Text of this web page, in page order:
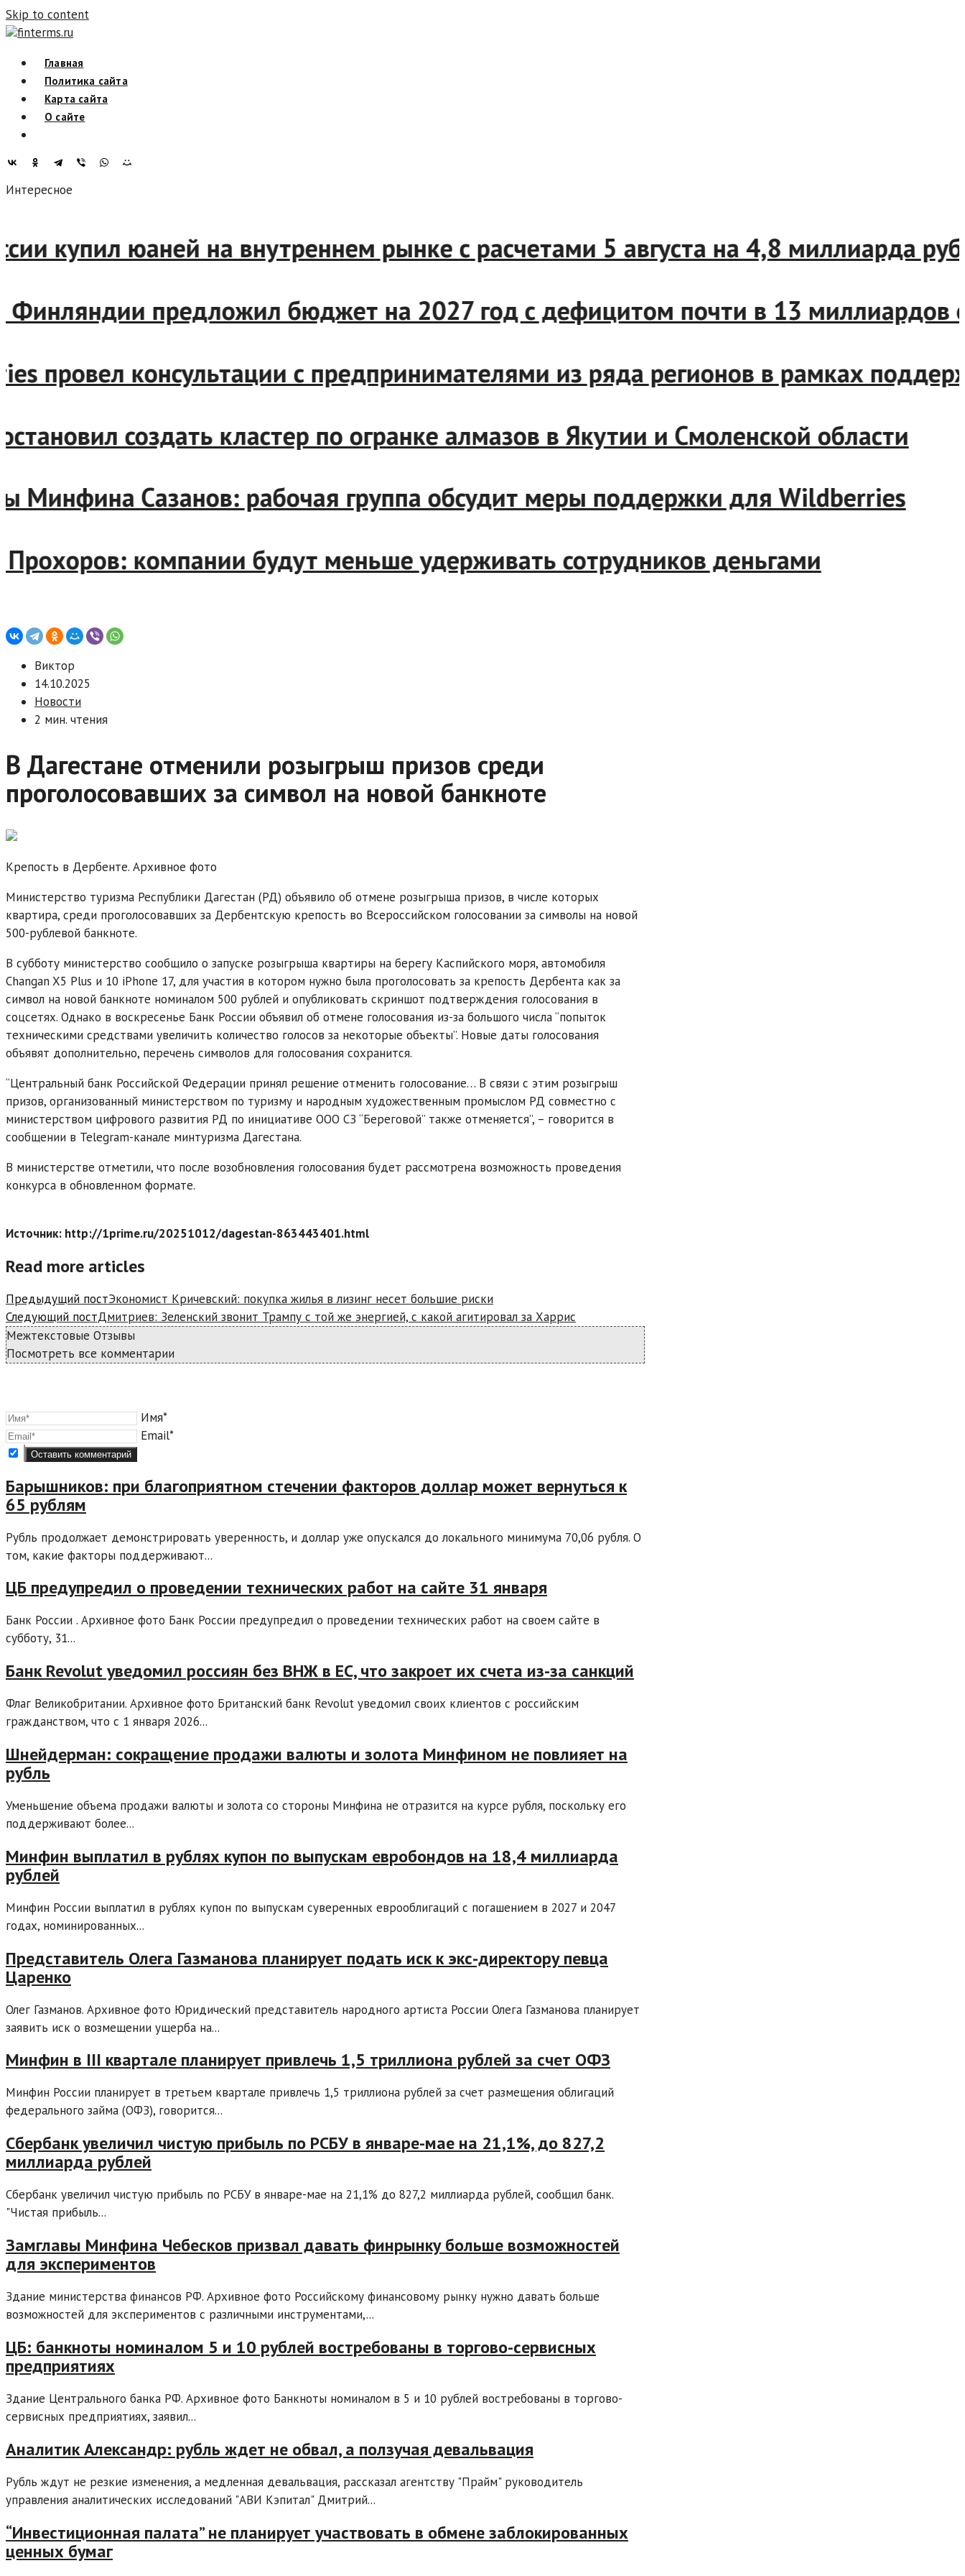
Skip to content
finterms.ru
Главная
Политика сайта
Карта сайта
О сайте
Интересное
купил юаней на внутреннем рынке с расчетами 5 августа на 4,8 миллиарда
Финляндии предложил бюджет на 2027 год с дефицитом почти в 13
провел консультации с предпринимателями из ряда регионов в рамках
постановил создать кластер по огранке алмазов в Якутии и Смоленской области
Минфина Сазанов: рабочая группа обсудит меры поддержки для Wildberries
Прохоров: компании будут меньше удерживать сотрудников деньгами
Виктор
14.10.2025
Новости
2 мин. чтения
В Дагестане отменили розыгрыш призов среди
проголосовавших за символ на новой банкноте
Крепость в Дербенте. Архивное фото
Министерство туризма Республики Дагестан (РД) объявило об отмене розыгрыша призов, в числе которых
квартира, среди проголосовавших за Дербентскую крепость во Всероссийском голосовании за символы на новой
500-рублевой банкноте.
В субботу министерство сообщило о запуске розыгрыша квартиры на берегу Каспийского моря, автомобиля
Changan X5 Plus и 10 iPhone 17, для участия в котором нужно была проголосовать за крепость Дербента как за
символ на новой банкноте номиналом 500 рублей и опубликовать скриншот подтверждения голосования в
соцсетях. Однако в воскресенье Банк России объявил об отмене голосования из-за большого числа “попыток
техническими средствами увеличить количество голосов за некоторые объекты”. Новые даты голосования
объявят дополнительно, перечень символов для голосования сохранится.
“Центральный банк Российской Федерации принял решение отменить голосование… В связи с этим розыгрыш
призов, организованный министерством по туризму и народным художественным промыслом РД совместно с
министерством цифрового развития РД по инициативе ООО СЗ “Береговой” также отменяется”, – говорится в
сообщении в Telegram-канале минтуризма Дагестана.
В министерстве отметили, что после возобновления голосования будет рассмотрена возможность проведения
конкурса в обновленном формате.
Источник: http://1prime.ru/20251012/dagestan-863443401.html
Read more articles
Предыдущий постЭкономист Кричевский: покупка жилья в лизинг несет большие риски
Следующий постДмитриев: Зеленский звонит Трампу с той же энергией, с какой агитировал за Харрис
Межтекстовые Отзывы
Посмотреть все комментарии
Имя*
Email*
Барышников: при благоприятном стечении факторов доллар может вернуться к
65 рублям
Рубль продолжает демонстрировать уверенность, и доллар уже опускался до локального минимума 70,06 рубля. О
том, какие факторы поддерживают...
ЦБ предупредил о проведении технических работ на сайте 31 января
Банк России . Архивное фото Банк России предупредил о проведении технических работ на своем сайте в
субботу, 31...
Банк Revolut уведомил россиян без ВНЖ в ЕС, что закроет их счета из-за санкций
Флаг Великобритании. Архивное фото Британский банк Revolut уведомил своих клиентов с российским
гражданством, что с 1 января 2026...
Шнейдерман: сокращение продажи валюты и золота Минфином не повлияет на
рубль
Уменьшение объема продажи валюты и золота со стороны Минфина не отразится на курсе рубля, поскольку его
поддерживают более...
Минфин выплатил в рублях купон по выпускам евробондов на 18,4 миллиарда
рублей
Минфин России выплатил в рублях купон по выпускам суверенных еврооблигаций с погашением в 2027 и 2047
годах, номинированных...
Представитель Олега Газманова планирует подать иск к экс-директору певца
Царенко
Олег Газманов. Архивное фото Юридический представитель народного артиста России Олега Газманова планирует
заявить иск о возмещении ущерба на...
Минфин в III квартале планирует привлечь 1,5 триллиона рублей за счет ОФЗ
Минфин России планирует в третьем квартале привлечь 1,5 триллиона рублей за счет размещения облигаций
федерального займа (ОФЗ), говорится...
Сбербанк увеличил чистую прибыль по РСБУ в январе-мае на 21,1%, до 827,2
миллиарда рублей
Сбербанк увеличил чистую прибыль по РСБУ в январе-мае на 21,1% до 827,2 миллиарда рублей, сообщил банк.
"Чистая прибыль...
Замглавы Минфина Чебесков призвал давать финрынку больше возможностей
для экспериментов
Здание министерства финансов РФ. Архивное фото Российскому финансовому рынку нужно давать больше
возможностей для экспериментов с различными инструментами,...
ЦБ: банкноты номиналом 5 и 10 рублей востребованы в торгово-сервисных
предприятиях
Здание Центрального банка РФ. Архивное фото Банкноты номиналом в 5 и 10 рублей востребованы в торгово-
сервисных предприятиях, заявил...
Аналитик Александр: рубль ждет не обвал, а ползучая девальвация
Рубль ждут не резкие изменения, а медленная девальвация, рассказал агентству "Прайм" руководитель
управления аналитических исследований "АВИ Кэпитал" Дмитрий...
“Инвестиционная палата” не планирует участвовать в обмене заблокированных
ценных бумаг